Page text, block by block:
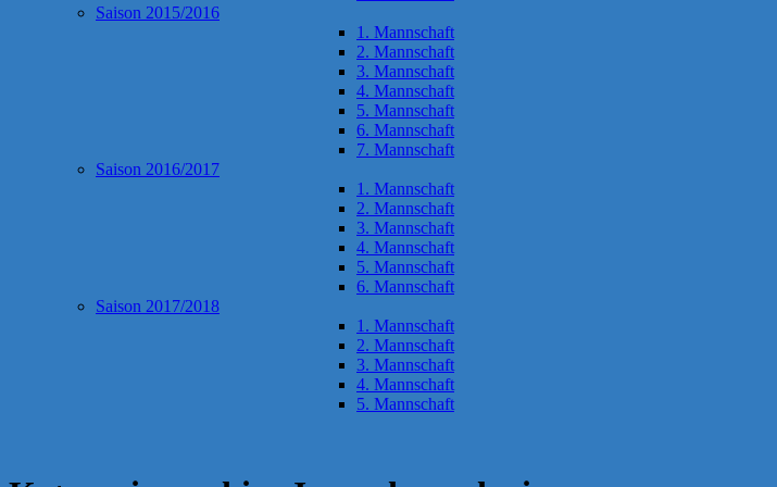
Saison 2015/2016
1. Mannschaft
2. Mannschaft
3. Mannschaft
4. Mannschaft
5. Mannschaft
6. Mannschaft
7. Mannschaft
Saison 2016/2017
1. Mannschaft
2. Mannschaft
3. Mannschaft
4. Mannschaft
5. Mannschaft
6. Mannschaft
Saison 2017/2018
1. Mannschaft
2. Mannschaft
3. Mannschaft
4. Mannschaft
5. Mannschaft